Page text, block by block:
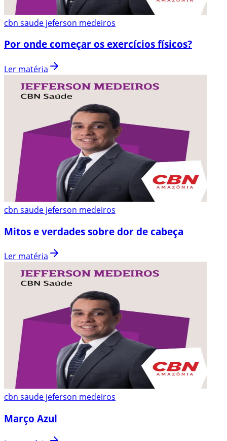
cbn saude jeferson medeiros
Por onde começar os exercícios físicos?
Ler matéria
cbn saude jeferson medeiros
Mitos e verdades sobre dor de cabeça
Ler matéria
cbn saude jeferson medeiros
Março Azul